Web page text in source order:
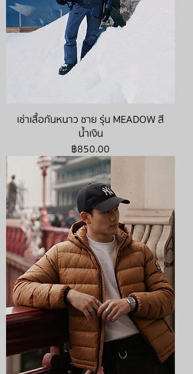
เช่าเสื้อกันหนาว ชาย รุ่น MEADOW สี
น้ำเงิน
ราคา
฿850.00